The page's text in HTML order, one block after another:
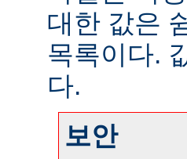
대한 값은
목록이다.
다.
보안